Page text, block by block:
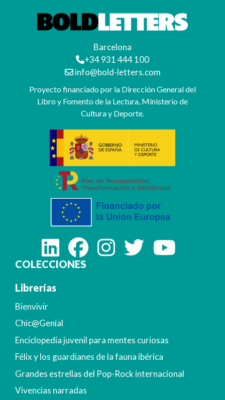
Barcelona
+34 931 444 100
info@bold-letters.com
Proyecto financiado por la Dirección General del
Libro y Fomento de la Lectura, Ministerio de
Cultura y Deporte.
COLECCIONES
Librerías
Bienvivir
Chic@Genial
Enciclopedia juvenil para mentes curiosas
Félix y los guardianes de la fauna ibérica
Grandes estrellas del Pop-Rock internacional
Vivencias narradas